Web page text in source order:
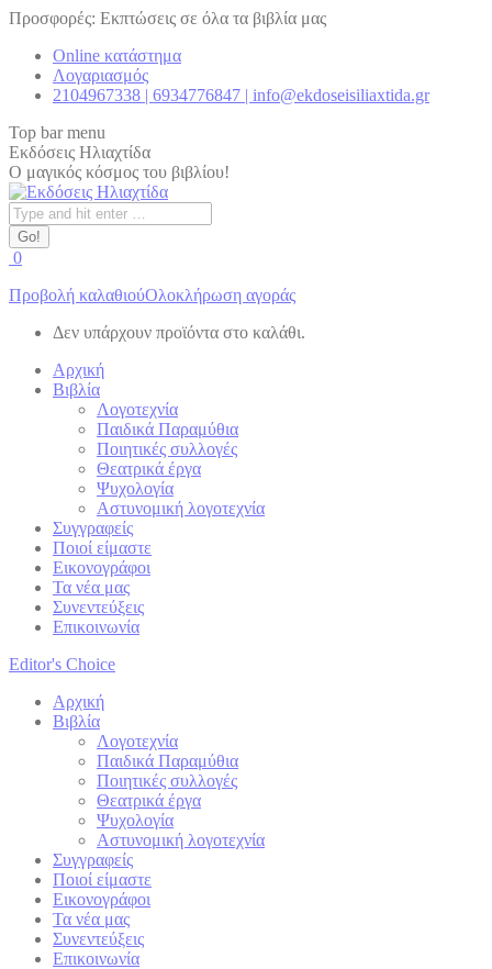
Skip
content
Προσφορές: Εκπτώσεις σε όλα τα βιβλία μας
Online κατάστημα
Λογαριασμός
2104967338 | 6934776847 | info@ekdoseisiliaxtida.gr
Top bar menu
Εκδόσεις Ηλιαχτίδα
Ο μαγικός κόσμος του βιβλίου!
Search:
0
Προβολή καλαθιούΟλοκλήρωση αγοράς
Δεν υπάρχουν προϊόντα στο καλάθι.
Αρχική
Βιβλία
Λογοτεχνία
Παιδικά Παραμύθια
Ποιητικές συλλογές
Θεατρικά έργα
Ψυχολογία
Αστυνομική λογοτεχνία
Συγγραφείς
Ποιοί είμαστε
Εικονογράφοι
Τα νέα μας
Συνεντεύξεις
Επικοινωνία
Editor's Choice
Αρχική
Βιβλία
Λογοτεχνία
Παιδικά Παραμύθια
Ποιητικές συλλογές
Θεατρικά έργα
Ψυχολογία
Αστυνομική λογοτεχνία
Συγγραφείς
Ποιοί είμαστε
Εικονογράφοι
Τα νέα μας
Συνεντεύξεις
Επικοινωνία